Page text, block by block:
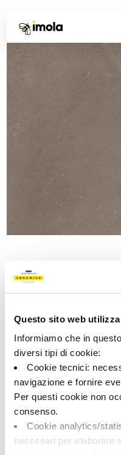
Questo sito web
Informiamo che in
diversi tipi di cookie:
Cookie tecnici:
navigazione e fornire
Per questi cookie non
consenso.
Cookie analytics/
necessari per elaborare
175606 | BLOX
Collezione
00746
Beige scuro
Tipologia:
Fondo
Formato: